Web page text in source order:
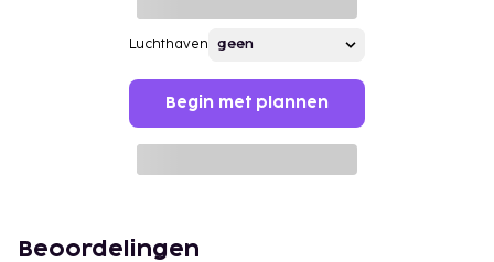
Luchthaven
Begin met plannen
Beoordelingen